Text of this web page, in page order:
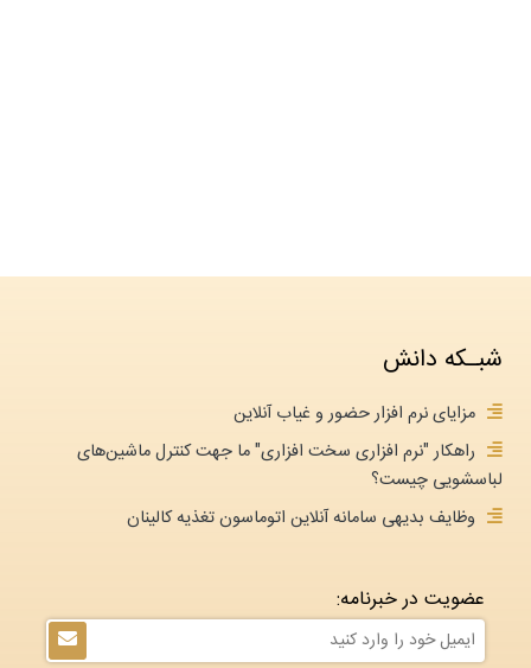
شبـکه دانش
مزایای نرم افزار حضور و غیاب آنلاین
راهکار "نرم افزاری سخت افزاری" ما جهت کنترل ماشین‌های
لباسشویی چیست؟
وظایف بدیهی سامانه آنلاین اتوماسون تغذیه کالینان
عضویت در خبرنامه: